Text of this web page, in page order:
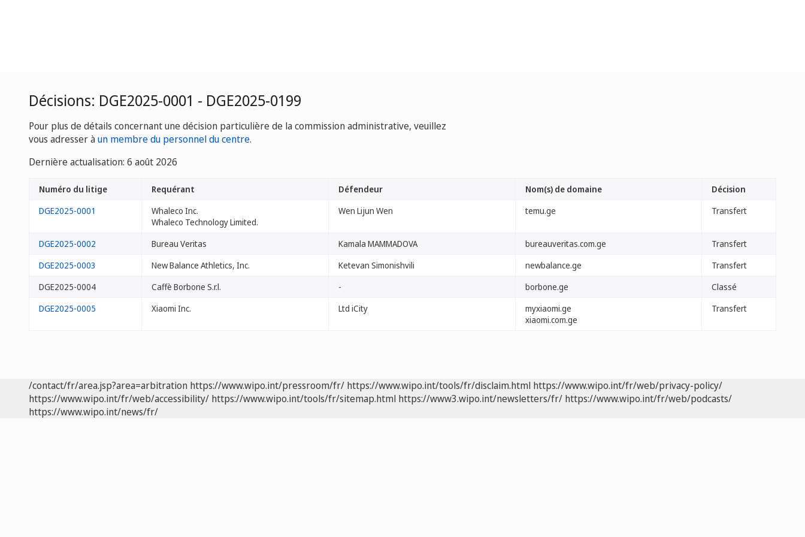
Décisions: DGE2025-0001 - DGE2025-0199
Pour plus de détails concernant une décision particulière de la commission administrative, veuillez
vous adresser àun membre du personnel du centre.
Dernière actualisation: 6 août 2026
Numéro du litige Requérant Défendeur Nom(s) de domaine
Décision
DGE2025-0001
Whaleco Inc.
Whaleco Technology Limited.
Wen Lijun Wen temu.ge Transfert
DGE2025-0002 Bureau Veritas Kamala MAMMADOVA bureauveritas.com.ge
Transfert
DGE2025-0003
New Balance Athletics, Inc. Ketevan Simonishvili newbalance.ge
Transfert
DGE2025-0004
Caffè Borbone S.r.l. - borbone.ge
Classé
DGE2025-0005
Xiaomi Inc. Ltd iCity
myxiaomi.ge
xiaomi.com.ge
Transfert
/contact/fr/area.jsp?area=arbitration https://www.wipo.int/pressroom/fr/ https://www.wipo.int/tools/fr/disclaim.html https://www.wipo.int/fr/web/privacy-policy/
https://www.wipo.int/fr/web/accessibility/ https://www.wipo.int/tools/fr/sitemap.html https://www3.wipo.int/newsletters/fr/ https://www.wipo.int/fr/web/podcasts/
https://www.wipo.int/news/fr/